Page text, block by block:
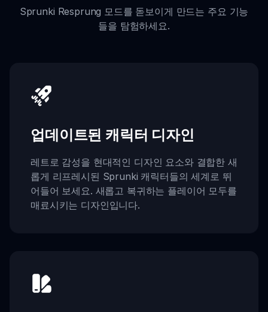
Sprunki Resprung 모드를 돋보이게 만드는 주요 기능
들을 탐험하세요.
업데이트된 캐릭터 디자인
레트로 감성을 현대적인 디자인 요소와 결합한 새
롭게 리프레시된 Sprunki 캐릭터들의 세계로 뛰
어들어 보세요. 새롭고 복귀하는 플레이어 모두를
매료시키는 디자인입니다.